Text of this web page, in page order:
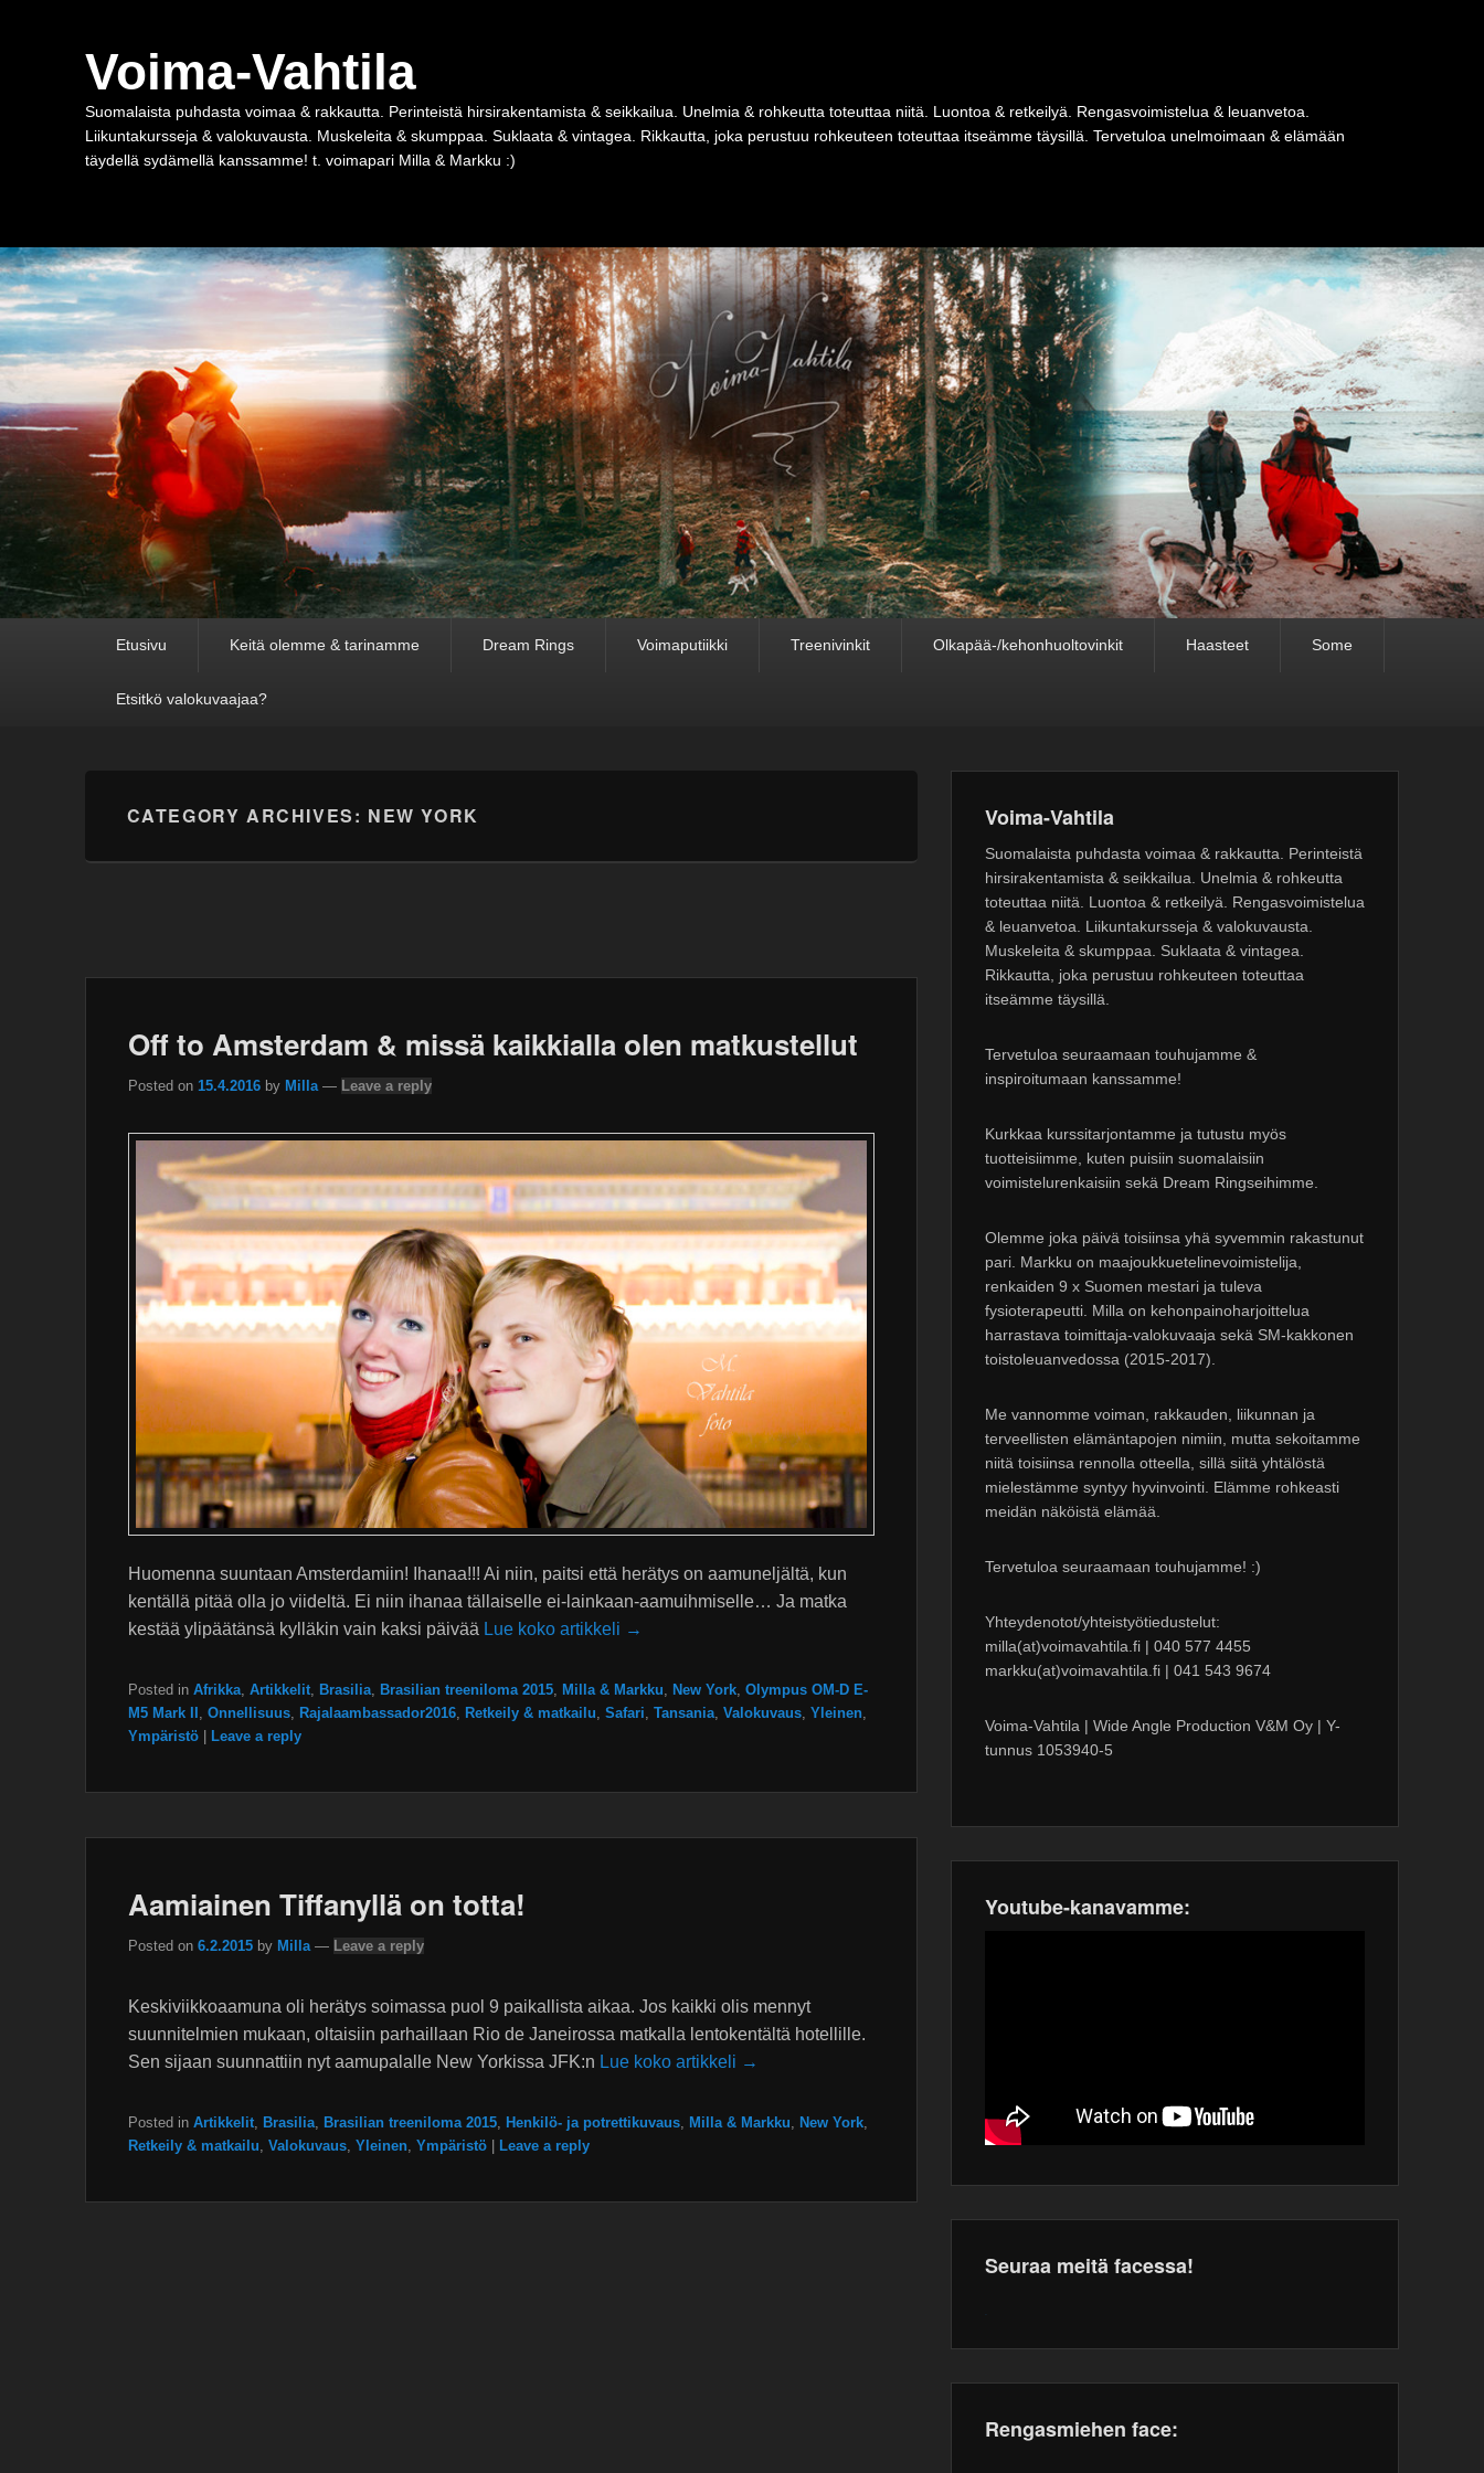
Voima-Vahtila
Suomalaista puhdasta voimaa & rakkautta. Perinteistä hirsirakentamista & seikkailua. Unelmia & rohkeutta toteuttaa niitä. Luontoa & retkeilyä. Rengasvoimistelua & leuanvetoa.
Liikuntakursseja & valokuvausta. Muskeleita & skumppaa. Suklaata & vintagea. Rikkautta, joka perustuu rohkeuteen toteuttaa itseämme täysillä. Tervetuloa unelmoimaan & elämään
täydellä sydämellä kanssamme! t. voimapari Milla & Markku :)
Etusivu Keitä olemme & tarinamme Dream Rings Voimaputiikki Treenivinkit Olkapää-/kehonhuoltovinkit Haasteet Some
Etsitkö valokuvaajaa?
CATEGORY ARCHIVES: NEW YORK
Off to Amsterdam & missä kaikkialla olen matkustellut
Posted on 15.4.2016 by Milla — Leave a reply
Huomenna suuntaan Amsterdamiin! Ihanaa!!! Ai niin, paitsi että herätys on aamuneljältä, kun
kentällä pitää olla jo viideltä. Ei niin ihanaa tällaiselle ei-lainkaan-aamuihmiselle… Ja matka
kestää ylipäätänsä kylläkin vain kaksi päivää Lue koko artikkeli →
Posted in Afrikka Artikkelit Brasilia Brasilian treeniloma 2015 Milla & Markku New York Olympus OM-D E-
M5 Mark II
Onnellisuus Rajalaambassador2016 Retkeily & matkailu Safari Tansania Valokuvaus Yleinen
Ympäristö
Leave a reply
Aamiainen Tiffanyllä on totta!
Posted on 6.2.2015 by Milla — Leave a reply
Keskiviikkoaamuna oli herätys soimassa puol 9 paikallista aikaa. Jos kaikki olis mennyt
suunnitelmien mukaan, oltaisiin parhaillaan Rio de Janeirossa matkalla lentokentältä hotellille.
Sen sijaan suunnattiin nyt aamupalalle New Yorkissa JFK:n Lue koko artikkeli →
Posted in Artikkelit Brasilia Brasilian treeniloma 2015 Henkilö- ja potrettikuvaus Milla & Markku New York
Retkeily & matkailu Valokuvaus Yleinen Ympäristö Leave a reply
Voima-Vahtila
Suomalaista puhdasta voimaa & rakkautta. Perinteistä
hirsirakentamista & seikkailua. Unelmia & rohkeutta
toteuttaa niitä. Luontoa & retkeilyä. Rengasvoimistelua
& leuanvetoa. Liikuntakursseja & valokuvausta.
Muskeleita & skumppaa. Suklaata & vintagea.
Rikkautta, joka perustuu rohkeuteen toteuttaa
itseämme täysillä.
Tervetuloa seuraamaan touhujamme &
inspiroitumaan kanssamme!
Kurkkaa kurssitarjontamme ja tutustu myös
tuotteisiimme, kuten puisiin suomalaisiin
voimistelurenkaisiin sekä Dream Ringseihimme.
Olemme joka päivä toisiinsa yhä syvemmin rakastunut
pari. Markku on maajoukkuetelinevoimistelija,
renkaiden 9 x Suomen mestari ja tuleva
fysioterapeutti. Milla on kehonpainoharjoittelua
harrastava toimittaja-valokuvaaja sekä SM-kakkonen
toistoleuanvedossa (2015-2017).
Me vannomme voiman, rakkauden, liikunnan ja
terveellisten elämäntapojen nimiin, mutta sekoitamme
niitä toisiinsa rennolla otteella, sillä siitä yhtälöstä
mielestämme syntyy hyvinvointi. Elämme rohkeasti
meidän näköistä elämää.
Tervetuloa seuraamaan touhujamme! :)
Yhteydenotot/yhteistyötiedustelut:
milla(at)voimavahtila.fi | 040 577 4455
markku(at)voimavahtila.fi | 041 543 9674
Voima-Vahtila | Wide Angle Production V&M Oy | Y-
tunnus 1053940-5
Youtube-kanavamme:
Seuraa meitä facessa!
WordPress
Rengasmiehen face: